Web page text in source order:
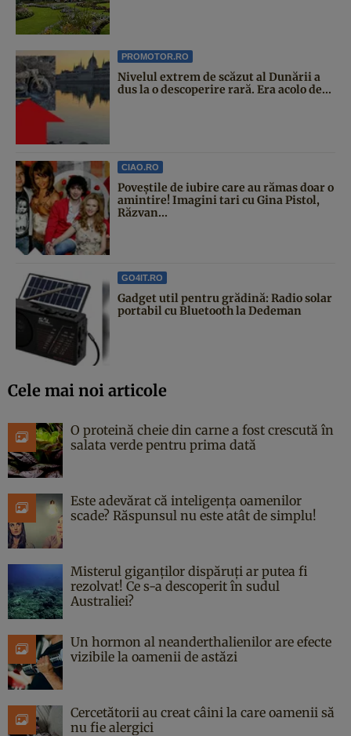
PROMOTOR.RO
Nivelul extrem de scăzut al Dunării a
dus la o descoperire rară. Era acolo de...
CIAO.RO
Poveştile de iubire care au rămas doar o
amintire! Imagini tari cu Gina Pistol,
Răzvan...
GO4IT.RO
Gadget util pentru grădină: Radio solar
portabil cu Bluetooth la Dedeman
Cele mai noi articole
O proteină cheie din carne a fost crescută în
salata verde pentru prima dată
Este adevărat că inteligența oamenilor
scade? Răspunsul nu este atât de simplu!
Misterul giganților dispăruți ar putea fi
rezolvat! Ce s-a descoperit în sudul
Australiei?
Un hormon al neanderthalienilor are efecte
vizibile la oamenii de astăzi
Cercetătorii au creat câini la care oamenii să
nu fie alergici